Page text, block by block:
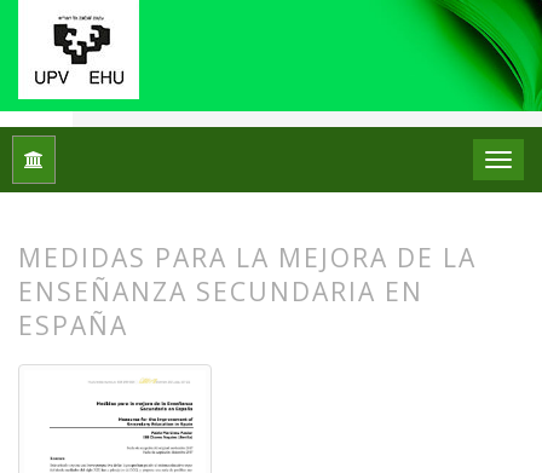
Inicio
MEDIDAS PARA LA MEJORA DE LA
ENSEÑANZA SECUNDARIA EN
ESPAÑA